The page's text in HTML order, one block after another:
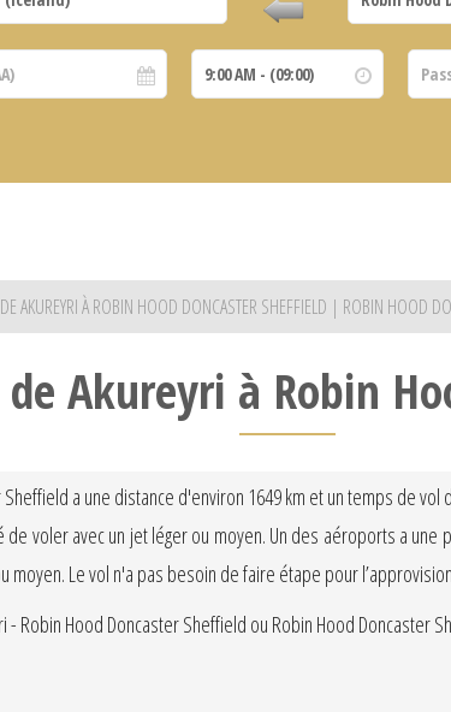
DE AKUREYRI À ROBIN HOOD DONCASTER SHEFFIELD | ROBIN HOOD
Akureyri à Robin
a une distance d'environ 1649 km et un temps de
voler avec un jet léger ou moyen. Un des aéroports a
Le vol n'a pas besoin de faire étape pour
Robin Hood Doncaster Sheffield ou Robin Hood Doncaster